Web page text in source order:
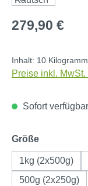
Regulärer Preis:
279,90 €
Inhalt: 10 Kilogramm
Preise inkl.
Sofort
Größeauswählen
1kg (2x500g)
500g (2x250g)